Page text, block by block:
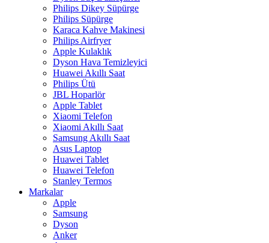
Philips Dikey Süpürge
Philips Süpürge
Karaca Kahve Makinesi
Philips Airfryer
Apple Kulaklık
Dyson Hava Temizleyici
Huawei Akıllı Saat
Philips Ütü
JBL Hoparlör
Apple Tablet
Xiaomi Telefon
Xiaomi Akıllı Saat
Samsung Akıllı Saat
Asus Laptop
Huawei Tablet
Huawei Telefon
Stanley Termos
Markalar
Apple
Samsung
Dyson
Anker